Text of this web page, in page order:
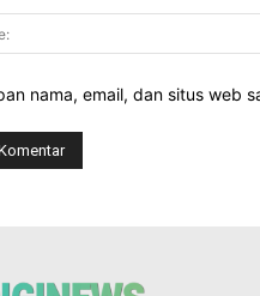
nama, email, dan situs web